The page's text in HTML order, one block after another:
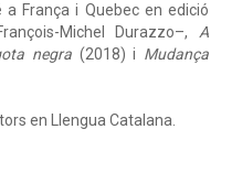
França i Quebec en edició
Michel Durazzo–, A
negra (2018) i Mudança
en Llengua Catalana.